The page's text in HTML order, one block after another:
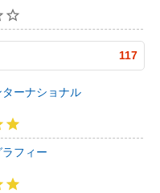
117
ーナショナル
フィー